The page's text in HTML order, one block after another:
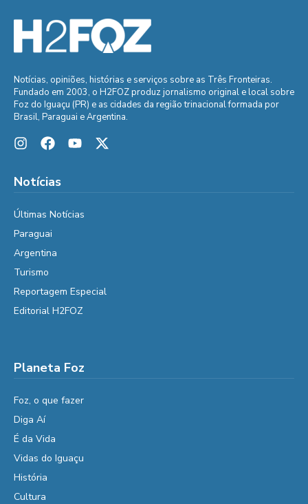
Notícias, opiniões, histórias e serviços sobre as Três Fronteiras.
Fundado em 2003, o H2FOZ produz jornalismo original e local sobre
Foz do Iguaçu (PR) e as cidades da região trinacional formada por
Brasil, Paraguai e Argentina.
Notícias
Últimas Notícias
Paraguai
Argentina
Turismo
Reportagem Especial
Editorial H2FOZ
Planeta Foz
Foz, o que fazer
Diga Aí
É da Vida
Vidas do Iguaçu
História
Cultura